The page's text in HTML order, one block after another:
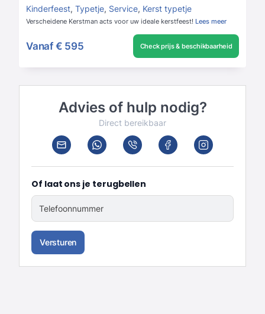
Kinderfeest, Typetje, Service, Kerst typetje
Verscheidene Kerstman acts voor uw ideale kerstfeest! Lees meer
Vanaf € 595 Check prijs & beschikbaarheid
Advies of hulp nodig?
Direct bereikbaar
Of laat ons je terugbellen
Telefoonnummer
Versturen